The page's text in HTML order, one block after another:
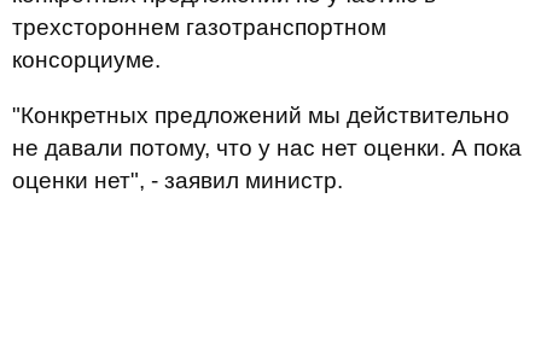
трехстороннем газотранспортном
консорциуме.
"Конкретных предложений мы действительно
не давали потому, что у нас нет оценки. А пока
оценки нет", - заявил министр.